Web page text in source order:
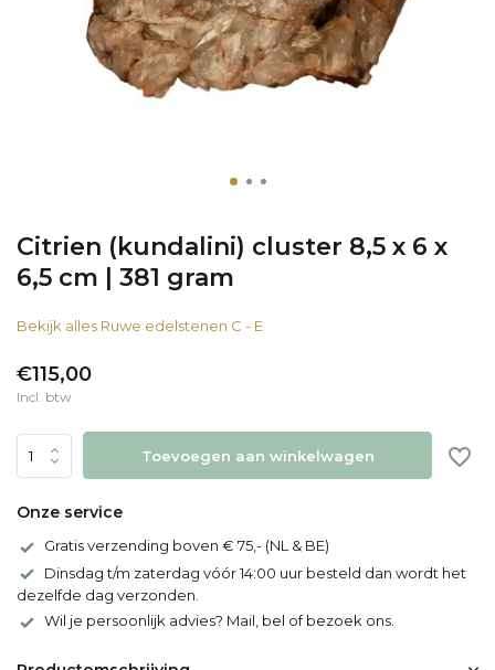
Citrien (kundalini) cluster 8,5 x 6 x
6,5 cm | 381 gram
Bekijk alles Ruwe edelstenen C - E
€115,00
Incl. btw
Toevoegen aan winkelwagen
Onze service
Gratis verzending boven € 75,- (NL & BE)
Dinsdag t/m zaterdag vóór 14:00 uur besteld dan wordt het
dezelfde dag verzonden.
Wil je persoonlijk advies? Mail, bel of bezoek ons.